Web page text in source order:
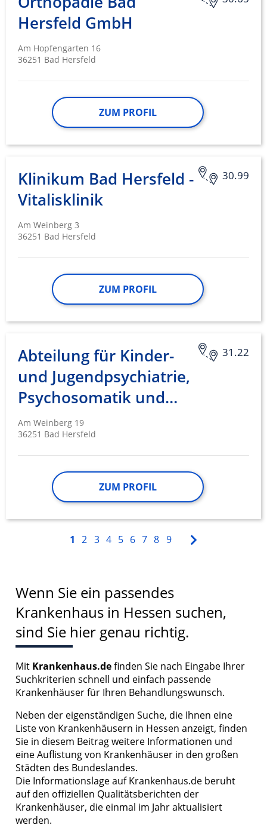
Hersfeld GmbH
Am Hopfengarten 16
36251 Bad Hersfeld
ZUM PROFIL
30.99
Klinikum Bad Hersfeld -
Vitalisklinik
Am Weinberg 3
36251 Bad Hersfeld
ZUM PROFIL
31.22
Abteilung für Kinder-
und Jugendpsychiatrie,
Psychosomatik und…
Am Weinberg 19
36251 Bad Hersfeld
ZUM PROFIL
1 2 3 4 5 6 7 8 9
Wenn Sie ein passendes
Krankenhaus in Hessen suchen,
sind Sie hier genau richtig.
Mit Krankenhaus.definden Sie nach Eingabe Ihrer
Suchkriterien schnell und einfach passende
Krankenhäuser für Ihren Behandlungswunsch.
Neben der eigenständigen Suche, die Ihnen eine
Liste von Krankenhäusern in Hessen anzeigt, finden
Sie in diesem Beitrag weitere Informationen und
eine Auflistung von Krankenhäuser in den großen
Städten des Bundeslandes.
Die Informationslage auf Krankenhaus.de beruht
auf den offiziellen Qualitätsberichten der
Krankenhäuser, die einmal im Jahr aktualisiert
werden.